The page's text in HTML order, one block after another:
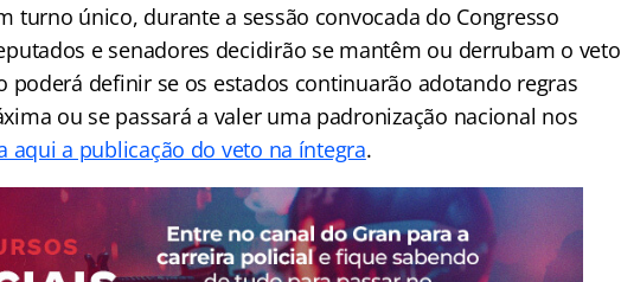
turno único, durante a sessão convocada do Congresso
e senadores decidirão se mantêm ou derrubam o veto
poderá definir se os estados continuarão adotando regras
ou se passará a valer uma padronização nacional nos
aqui a publicação do veto na íntegra.